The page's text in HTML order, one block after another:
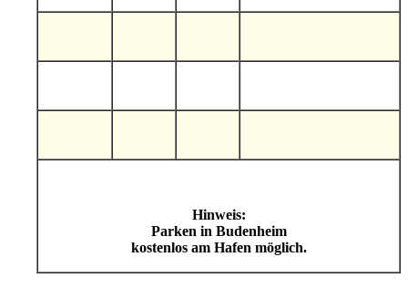
Hinweis:
Parken in Budenheim
kostenlos am Hafen möglich.